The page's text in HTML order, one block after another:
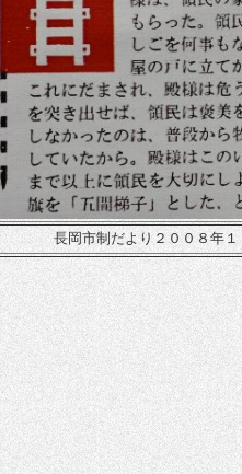
長岡市制だより２００８年